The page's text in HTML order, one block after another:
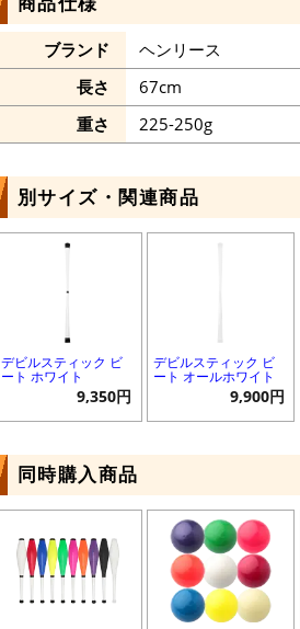
ブランド
ヘンリース
長さ
67cm
重さ
225-250g
別サイズ・関連商品
デビルスティック ビ
ート ホワイト
9,350円
デビルスティック ビ
ート オールホワイト
9,900円
同時購入商品